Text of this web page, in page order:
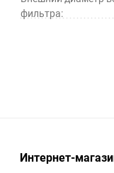
фильтра:
Интернет-